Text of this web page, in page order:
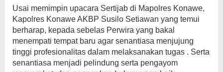
Usai memimpin upacara Sertijab di Mapolres Konawe,
Kapolres Konawe AKBP Susilo Setiawan yang temui
berharap, kepada sebelas Perwira yang bakal
menempati tempat baru agar senantiasa menjujung
tinggi profesionalitas dalam melaksanakan tugas . Serta
senantiasa menjadi pelindung serta pengayom